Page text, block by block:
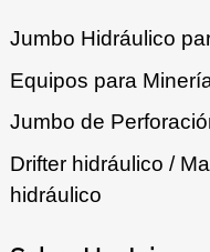
Jumbo Hidráulico
Equipos para
Jumbo de
Drifter hidráulico /
hidráulico